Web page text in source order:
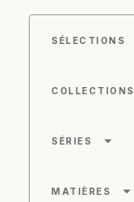
SÉLECTIONS
COLLECTIONS
SÉRIES arrow_drop_down
MATIÈRES arrow_drop_down